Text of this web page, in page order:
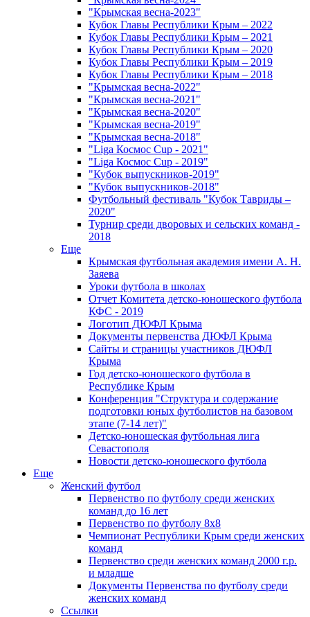
"Крымская весна-2023"
Кубок Главы Республики Крым – 2022
Кубок Главы Республики Крым – 2021
Кубок Главы Республики Крым – 2020
Кубок Главы Республики Крым – 2019
Кубок Главы Республики Крым – 2018
"Крымская весна-2022"
"Крымская весна-2021"
"Крымская весна-2020"
"Крымская весна-2019"
"Крымская весна-2018"
"Liga Космос Cup - 2021"
"Liga Космос Cup - 2019"
"Кубок выпускников-2019"
"Кубок выпускников-2018"
Футбольный фестиваль "Кубок Тавриды –
2020"
Турнир среди дворовых и сельских команд -
2018
Еще
Крымская футбольная академия имени А. Н.
Заяева
Уроки футбола в школах
Отчет Комитета детско-юношеского футбола
КФС - 2019
Логотип ДЮФЛ Крыма
Документы первенства ДЮФЛ Крыма
Сайты и страницы участников ДЮФЛ
Крыма
Год детско-юношеского футбола в
Республике Крым
Конференция "Структура и содержание
подготовки юных футболистов на базовом
этапе (7-14 лет)"
Детско-юношеская футбольная лига
Севастополя
Новости детско-юношеского футбола
Еще
Женский футбол
Первенство по футболу среди женских
команд до 16 лет
Первенство по футболу 8х8
Чемпионат Республики Крым среди женских
команд
Первенство среди женских команд 2000 г.р.
и младше
Документы Первенства по футболу среди
женских команд
Ссылки